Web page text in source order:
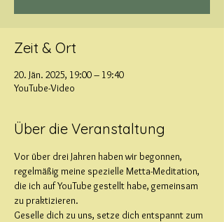
Zeit & Ort
20. Jän. 2025, 19:00 – 19:40
YouTube-Video
Über die Veranstaltung
Vor über drei Jahren haben wir begonnen,
regelmäßig meine spezielle Metta-Meditation,
die ich auf YouTube gestellt habe, gemeinsam
zu praktizieren.
Geselle dich zu uns, setze dich entspannt zum